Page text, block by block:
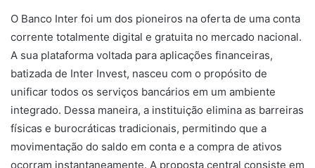
O Banco Inter foi um dos pioneiros na oferta de uma conta
corrente totalmente digital e gratuita no mercado nacional.
A sua plataforma voltada para aplicações financeiras,
batizada de Inter Invest, nasceu com o propósito de
unificar todos os serviços bancários em um ambiente
integrado. Dessa maneira, a instituição elimina as barreiras
físicas e burocráticas tradicionais, permitindo que a
movimentação do saldo em conta e a compra de ativos
ocorram instantaneamente. A proposta central consiste em